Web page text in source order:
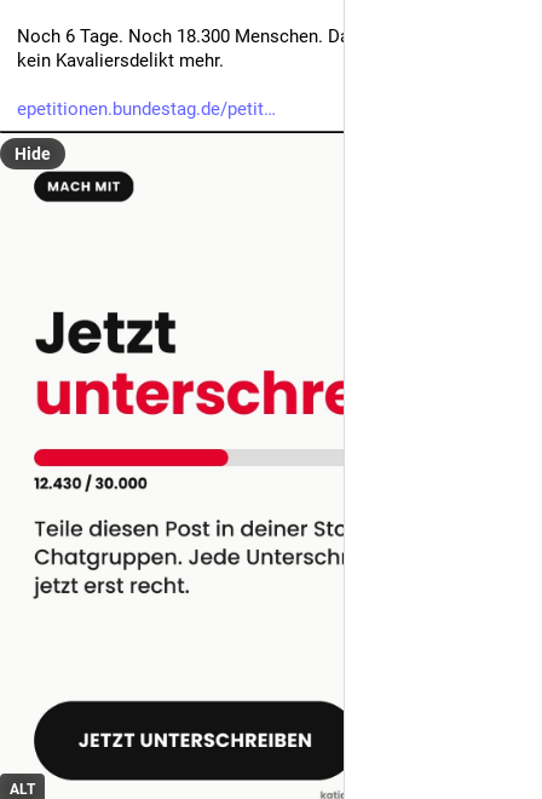
Noch 6 Tage. Noch 18.300 Menschen. Dann ist Autogewalt
kein Kavaliersdelikt mehr.
epetitionen.bundestag.de/petit
ALT
Hide